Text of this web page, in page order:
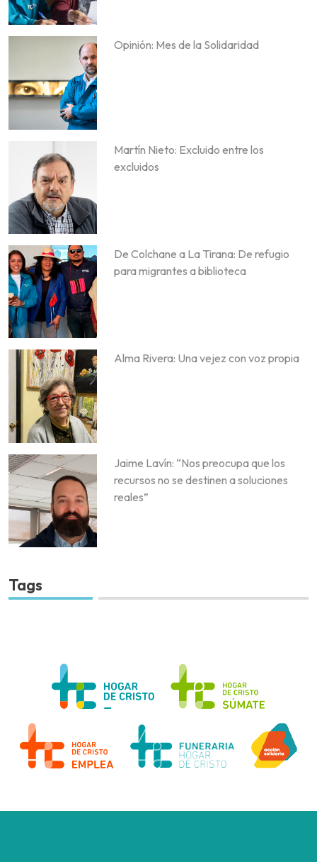
Opinión: Mes de la Solidaridad
Martín Nieto: Excluido entre los
excluidos
De Colchane a La Tirana: De refugio
para migrantes a biblioteca
Alma Rivera: Una vejez con voz propia
Jaime Lavín: “Nos preocupa que los
recursos no se destinen a soluciones
reales”
Tags